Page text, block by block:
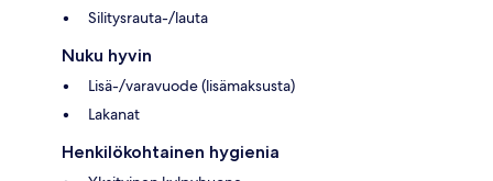
Silitysrauta-/lauta
Nuku hyvin
Lisä-/varavuode (lisämaksusta)
Lakanat
Henkilökohtainen hygienia